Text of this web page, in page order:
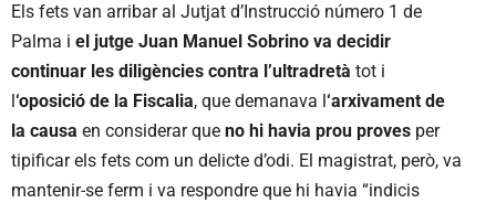
Els fets van arribar al Jutjat d’Instrucció número 1 de
Palma i el jutge Juan Manuel Sobrino va decidir
continuar les diligències contra l’ultradretà tot i
l‘oposició de la Fiscalia, que demanava l‘arxivament de
la causa en considerar que no hi havia prou proves per
tipificar els fets com un delicte d’odi. El magistrat, però, va
mantenir-se ferm i va respondre que hi havia “indicis